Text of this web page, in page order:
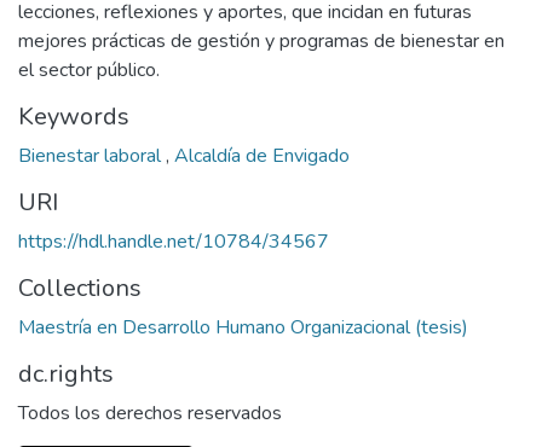
lecciones, reflexiones y aportes, que incidan en futuras
mejores prácticas de gestión y programas de bienestar en
el sector público.
Keywords
Bienestar laboral, Alcaldía de Envigado
URI
https://hdl.handle.net/10784/34567
Collections
Maestría en Desarrollo Humano Organizacional (tesis)
dc.rights
Todos los derechos reservados